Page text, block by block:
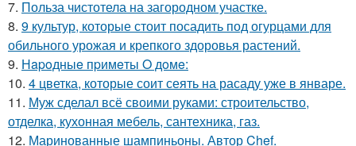
7. Польза чистотела на загородном участке.
8. 9 культур, которые стоит посадить под огурцами для
обильного урожая и крепкого здоровья растений.
9. Нapoдныe пpимeты O дoмe:
10. 4 цветка, которые соит сеять на расаду уже в январе.
11. Муж сделал всё своими руками: строительство,
отделка, кухонная мебель, сантехника, газ.
12. Маринованные шампиньоны. Автор Chef.